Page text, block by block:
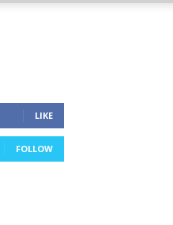
LIKE
FOLLOW